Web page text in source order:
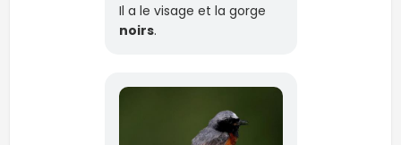
Il a le visage et la gorge
noirs.